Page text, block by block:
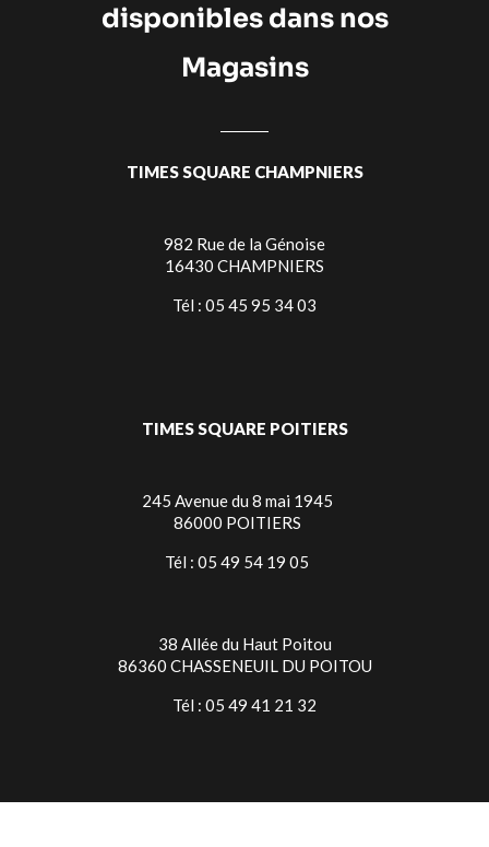
disponibles dans nos
Magasins
TIMES SQUARE CHAMPNIERS
982 Rue de la Génoise
16430 CHAMPNIERS
Tél : 05 45 95 34 03
TIMES SQUARE POITIERS
245 Avenue du 8 mai 1945
86000 POITIERS
Tél : 05 49 54 19 05
38 Allée du Haut Poitou
86360 CHASSENEUIL DU POITOU
Tél : 05 49 41 21 32